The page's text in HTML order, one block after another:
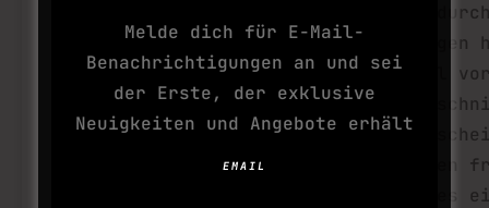
trotzdem jede Sekunde
geliebt hast. Für 2026
präsentieren wir dir das
Hex System: ein cleveres
neues System, um deine
oft
Ärmel
du den
den es
Melde dich für E-Mail-
Benachrichtigungen an und sei
der Erste, der exklusive
Neuigkeiten und Angebote erhält
EMAIL